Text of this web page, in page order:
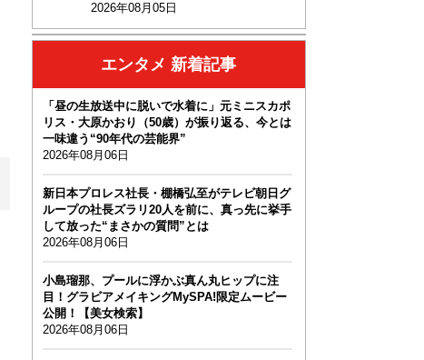
2026年08月05日
エンタメ 新着記事
「昼の生放送中に脱いで水着に」元ミニスカポ
リス・大原かおり（50歳）が振り返る、今とは
一味違う“90年代の芸能界”
2026年08月06日
新日本プロレス社長・棚橋弘至がテレビ朝日グ
ループの社長ズラリ20人を前に、真っ先に挙手
して放った“まさかの質問”とは
2026年08月06日
小島瑠那、プールに浮かぶ真ん丸ヒップに注
目！グラビアメイキングMySPA!限定ムービー
公開！【美女検索】
2026年08月06日